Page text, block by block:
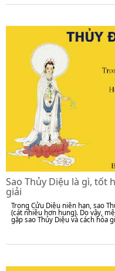
Sao Thủy Diệu là gì, tốt
giải
Trong Cửu Diệu niên hạn, sao
(cát nhiều hơn hung). Do vậy,
gặp sao Thủy Diệu và cách hóa